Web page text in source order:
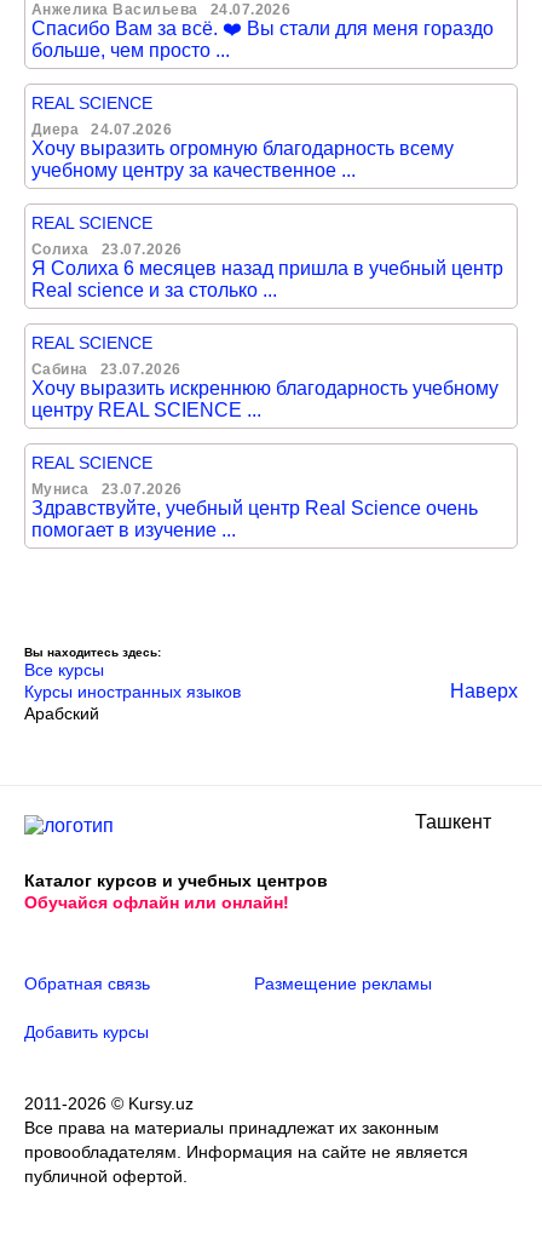
Анжелика Васильева 24.07.2026
Спасибо Вам за всё. ❤️ Вы стали для меня гораздо
больше, чем просто ...
REAL SCIENCE
Диера 24.07.2026
Хочу выразить огромную благодарность всему
учебному центру за качественное ...
REAL SCIENCE
Солиха 23.07.2026
Я Солиха 6 месяцев назад пришла в учебный центр
Real science и за столько ...
REAL SCIENCE
Сабина 23.07.2026
Хочу выразить искреннюю благодарность учебному
центру REAL SCIENCE ...
REAL SCIENCE
Муниса 23.07.2026
Здравствуйте, учебный центр Real Science очень
помогает в изучение ...
Вы находитесь здесь:
Все курсы
Курсы иностранных языков
Арабский
Наверх
Ташкент
Каталог курсов и учебных центров
Обучайся офлайн или онлайн!
Обратная связь Размещение рекламы
Добавить курсы
2011-2026 © Kursy.uz
Все права на материалы принадлежат их законным
провообладателям. Информация на сайте не является
публичной офертой.